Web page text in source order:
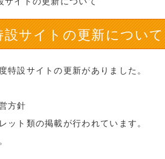
サイトの更新について
設サイトの更新がありました。
方針
ト類の掲載が行われています。